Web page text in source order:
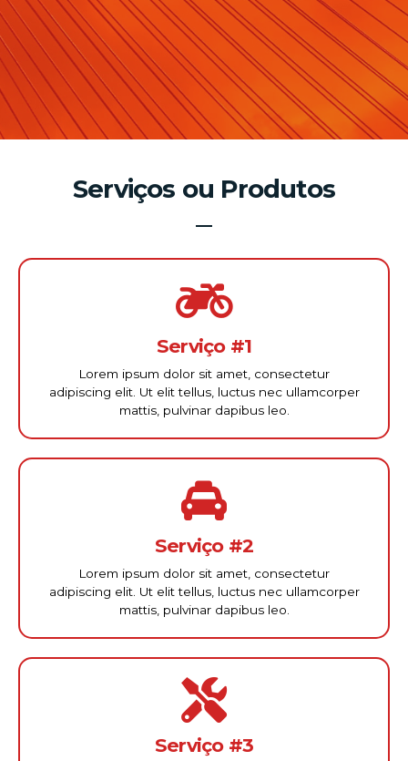
Serviços ou Produtos
Serviço #1
Lorem ipsum dolor sit amet, consectetur
adipiscing elit. Ut elit tellus, luctus nec ullamcorper
mattis, pulvinar dapibus leo.
Serviço #2
Lorem ipsum dolor sit amet, consectetur
adipiscing elit. Ut elit tellus, luctus nec ullamcorper
mattis, pulvinar dapibus leo.
Serviço #3